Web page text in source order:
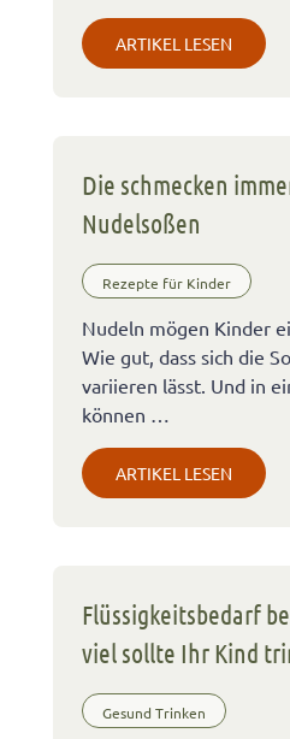
ARTIKEL LESEN
Die schmecken
Nudelsoßen
Rezepte für Kinder
Nudeln mögen Kinder
Wie gut, dass sich die
variieren lässt. Und in
können …
ARTIKEL LESEN
Flüssigkeitsbedarf
viel sollte Ihr Kind
Gesund Trinken